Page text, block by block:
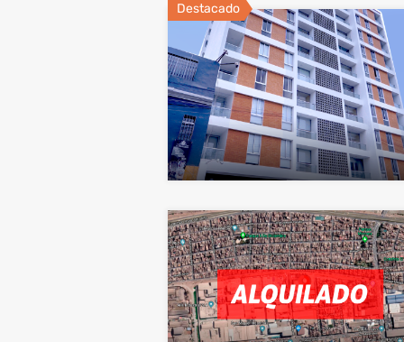
Destacado